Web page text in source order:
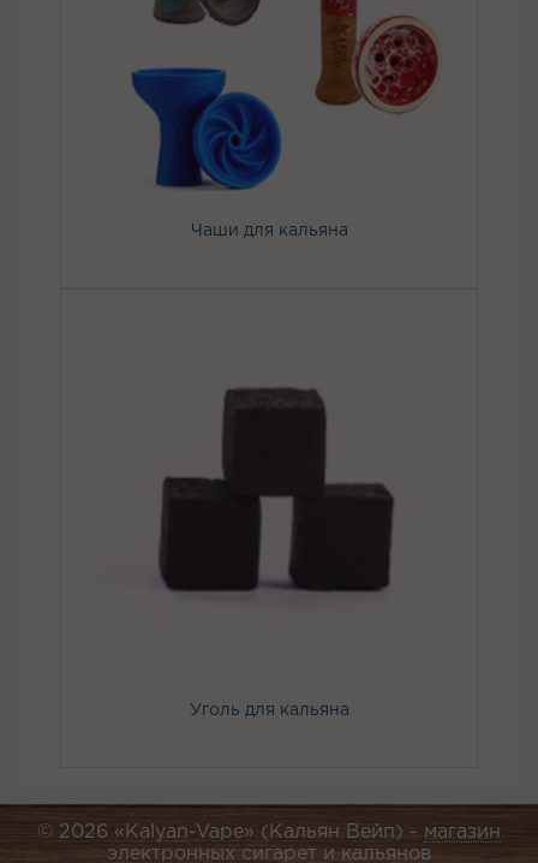
Чаши для кальяна
Уголь для кальяна
© 2026 «Kalyan-Vape» (Кальян Вейп) - магазин
электронных сигарет и кальянов